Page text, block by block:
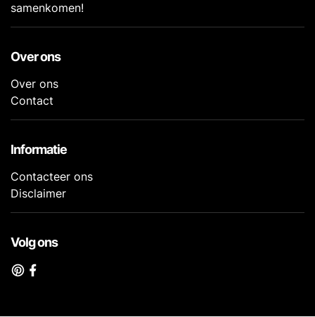
samenkomen!
Over ons
Over ons
Contact
Informatie
Contacteer ons
Disclaimer
Volg ons